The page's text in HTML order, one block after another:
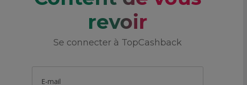
revoir
Se connecter à TopCashback
E-mail